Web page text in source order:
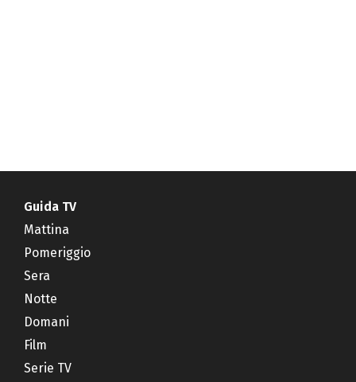
Guida TV
Mattina
Pomeriggio
Sera
Notte
Domani
Film
Serie TV